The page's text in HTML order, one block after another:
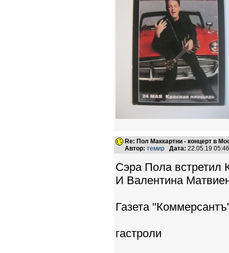
Re: Пол Маккартни - концерт в
Автор: темир Дата: 22.05.19
Сэра Пола встретил
И Валентина
Газета
гастроли